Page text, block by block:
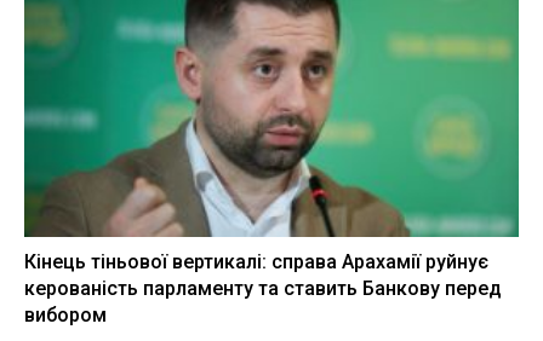
Кінець тіньової вертикалі: справа Арахамії руйнує
керованість парламенту та ставить Банкову перед
вибором